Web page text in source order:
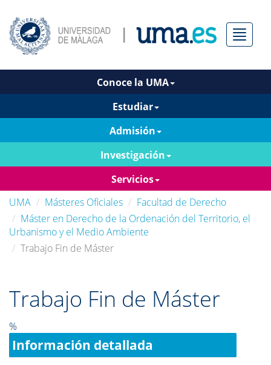
Menú
Conoce la UMA
Estudiar
Admisión
Investigación
Servicios
UMA
Másteres Oficiales
Facultad de Derecho
Máster en Derecho de la Ordenación del Territorio, el
Urbanismo y el Medio Ambiente
Trabajo Fin de Máster
Trabajo Fin de Máster
%
Información detallada